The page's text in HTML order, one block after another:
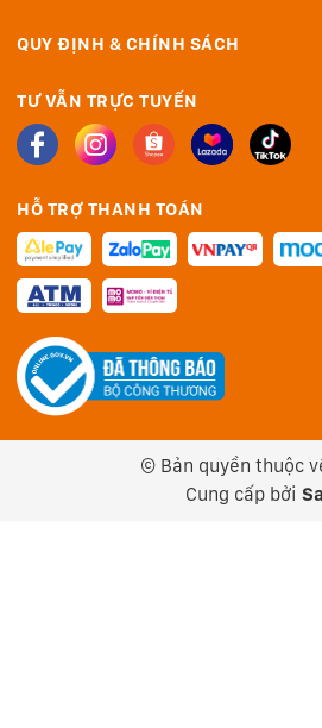
QUY ĐỊNH & CHÍNH SÁCH
TƯ VẪN TRỰC TUYẾN
HỖ TRỢ THANH TOÁN
© Bản quyền thuộc
Cung cấp bởi